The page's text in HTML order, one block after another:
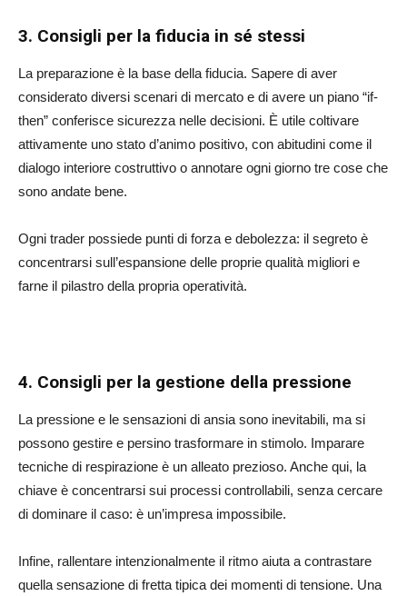
3. Consigli per la fiducia in sé stessi
La preparazione è la base della fiducia. Sapere di aver
considerato diversi scenari di mercato e di avere un piano “if-
then” conferisce sicurezza nelle decisioni. È utile coltivare
attivamente uno stato d’animo positivo, con abitudini come il
dialogo interiore costruttivo o annotare ogni giorno tre cose che
sono andate bene.
Ogni trader possiede punti di forza e debolezza: il segreto è
concentrarsi sull’espansione delle proprie qualità migliori e
farne il pilastro della propria operatività.
4. Consigli per la gestione della pressione
La pressione e le sensazioni di ansia sono inevitabili, ma si
possono gestire e persino trasformare in stimolo. Imparare
tecniche di respirazione è un alleato prezioso. Anche qui, la
chiave è concentrarsi sui processi controllabili, senza cercare
di dominare il caso: è un’impresa impossibile.
Infine, rallentare intenzionalmente il ritmo aiuta a contrastare
quella sensazione di fretta tipica dei momenti di tensione. Una